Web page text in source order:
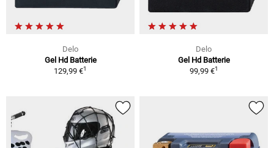
Delo
Gel Hd Batterie
129,99 €1
Delo
Gel Hd Batterie
99,99 €1